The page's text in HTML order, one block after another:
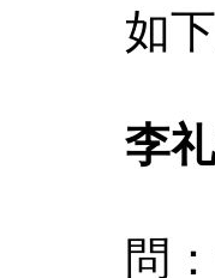
如
李
問